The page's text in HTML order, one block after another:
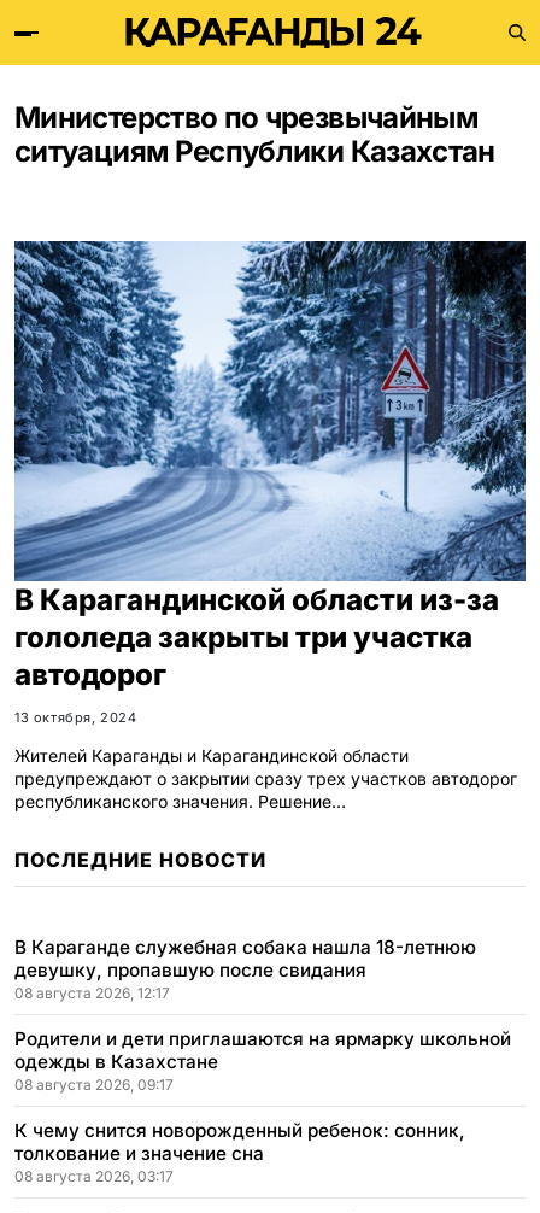
Министерство по чрезвычайным
ситуациям Республики Казахстан
В Карагандинской области из-за
гололеда закрыты три участка
автодорог
13 октября, 2024
Жителей Караганды и Карагандинской области
предупреждают о закрытии сразу трех участков автодорог
республиканского значения. Решение…
ПОСЛЕДНИЕ НОВОСТИ
В Караганде служебная собака нашла 18-летнюю
девушку, пропавшую после свидания
08 августа 2026, 12:17
Родители и дети приглашаются на ярмарку школьной
одежды в Казахстане
08 августа 2026, 09:17
К чему снится новорожденный ребенок: сонник,
толкование и значение сна
08 августа 2026, 03:17